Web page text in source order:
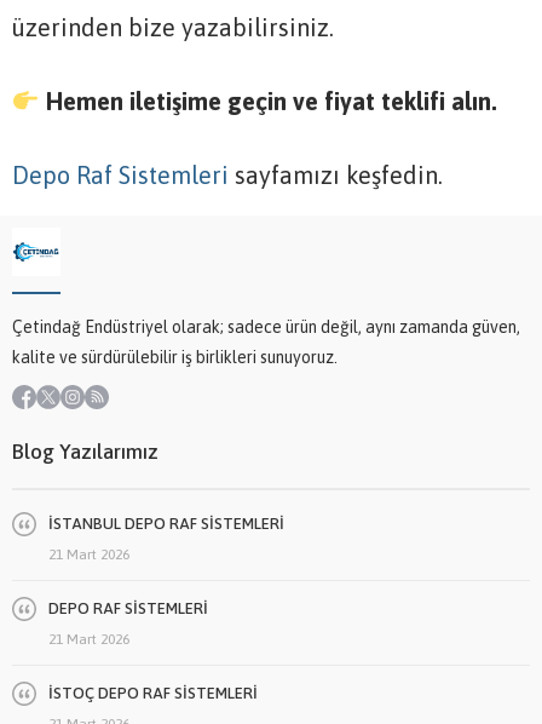
üzerinden bize yazabilirsiniz.
Hemen iletişime geçin ve fiyat teklifi alın.
Depo Raf Sistemleri sayfamızı keşfedin.
Çetindağ Endüstriyel olarak; sadece ürün değil, aynı zamanda güven,
kalite ve sürdürülebilir iş birlikleri sunuyoruz.
Blog Yazılarımız
İSTANBUL DEPO RAF SİSTEMLERİ
21 Mart 2026
DEPO RAF SİSTEMLERİ
21 Mart 2026
İSTOÇ DEPO RAF SİSTEMLERİ